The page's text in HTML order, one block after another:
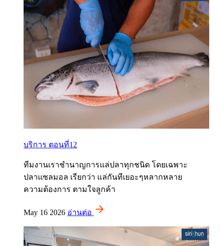
บริการ ตอนที่12
ทีมงานเราชำนาญการแล่ปลาทุกชนิด โดยเฉพาะ
ปลาแซลมอล เรียกว่า แล่กันทีเยอะๆหลากหลาย
ความต้องการ ตามใจลูกค้า
May 16 2026 อ่านต่อ